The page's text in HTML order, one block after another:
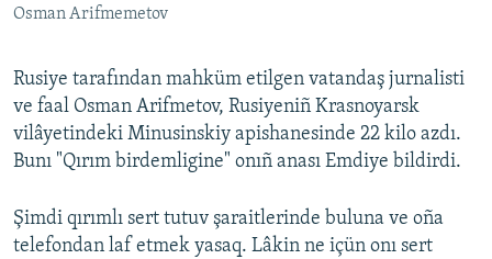
QOŞULIÑIZ!
RFE/RS bütün saytları
Osman Arifmemetov
Rusiye tarafından mahküm etilgen vatandaş jurnalisti
ve faal Osman Arifmetov, Rusiyeniñ Krasnoyarsk
vilâyetindeki Minusinskiy apishanesinde 22 kilo azdı.
Bunı "Qırım birdemligine" onıñ anası Emdiye bildirdi.
Şimdi qırımlı sert tutuv şaraitlerinde buluna ve oña
telefondan laf etmek yasaq. Lâkin ne içün onı sert